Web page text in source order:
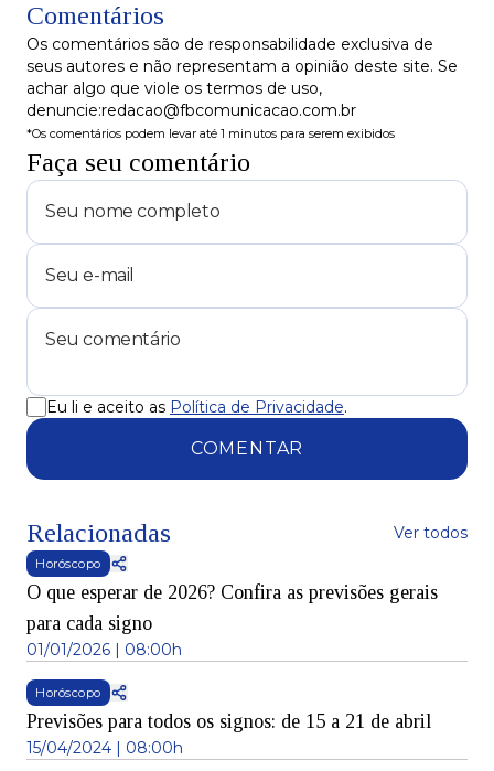
Comentários
Os comentários são de responsabilidade exclusiva de
seus autores e não representam a opinião deste site. Se
achar algo que viole os termos de uso,
denuncie:redacao@fbcomunicacao.com.br
*Os comentários podem levar até 1 minutos para serem exibidos
Faça seu comentário
Eu li e aceito as Política de Privacidade.
COMENTAR
Relacionadas Ver todos
Horóscopo
O que esperar de 2026? Confira as previsões gerais
para cada signo
01/01/2026 | 08:00h
Horóscopo
Previsões para todos os signos: de 15 a 21 de abril
15/04/2024 | 08:00h